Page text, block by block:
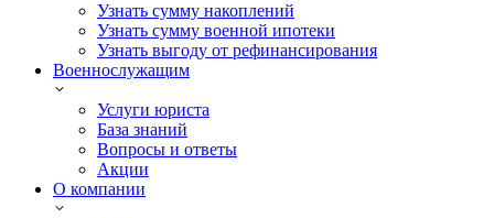
Узнать сумму накоплений
Узнать сумму военной ипотеки
Узнать выгоду от рефинансирования
Военнослужащим
Услуги юриста
База знаний
Вопросы и ответы
Акции
О компании